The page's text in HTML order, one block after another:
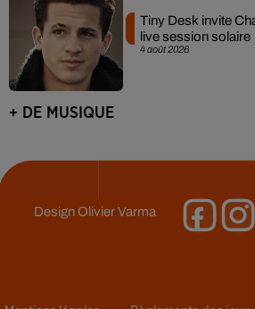
4 août 2026
Tiny Desk invite
live session solaire
+ DE MUSIQUE
DesignOlivier Varma